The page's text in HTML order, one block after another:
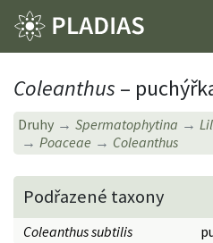
Coleanthus –
Druhy Spermatophytina
Poaceae
Coleanthus
Podřazené taxony
Coleanthus subtilis